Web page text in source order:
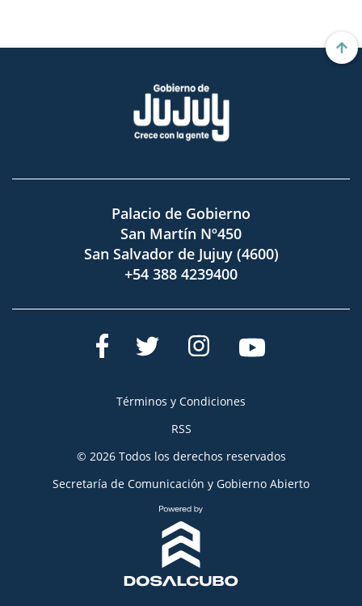
Palacio de Gobierno
San Martín Nº450
San Salvador de Jujuy (4600)
+54 388 4239400
Términos y Condiciones
RSS
© 2026 Todos los derechos reservados
Secretaría de Comunicación y Gobierno Abierto